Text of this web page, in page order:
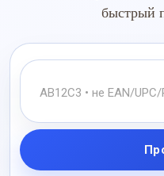
быстрый